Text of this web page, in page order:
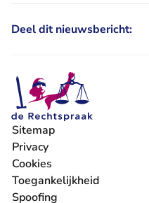
Deel dit nieuwsbericht:
Sitemap
Privacy
Cookies
Toegankelijkheid
Spoofing